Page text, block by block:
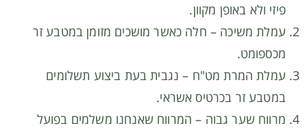
פיזי ולא באופן מקוון.
עמלת משיכה – חלה כאשר מושכים מזומן במטבע זר
מכספומט.
עמלת המרת מט"ח – נגבית בעת ביצוע תשלומים
במטבע זר בכרטיס אשראי.
מרווח שער גבוה – המרווח שאנחנו משלמים בפועל